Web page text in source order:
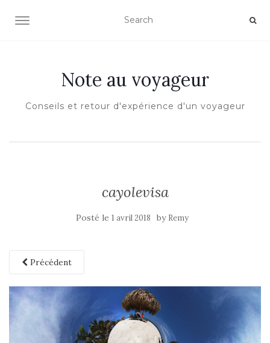
OUVRIR/FERMER LA NAVIGATION
Note au voyageur
Conseils et retour d'expérience d'un voyageur
cayolevisa
Posté le 1 avril 2018 by Remy
Précédent